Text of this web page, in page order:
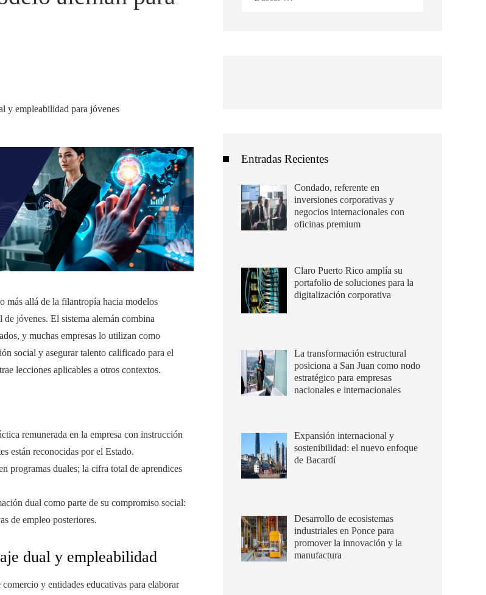
más allá de la filantropía hacia modelos
jóvenes. El sistema alemán combina
y muchas empresas lo utilizan como
social y asegurar talento calificado para el
lecciones aplicables a otros contextos.
remunerada en la empresa con instrucción
están reconocidas por el Estado.
programas duales; la cifra total de aprendices
dual como parte de su compromiso social:
de empleo posteriores.
dual y empleabilidad
y entidades educativas para elaborar
Entradas Recientes
Condado, referente en
inversiones corporativas y
negocios internacionales con
oficinas premium
Claro Puerto Rico amplía su
portafolio de soluciones para la
digitalización corporativa
La transformación estructural
posiciona a San Juan como nodo
estratégico para empresas
nacionales e internacionales
Expansión internacional y
sostenibilidad: el nuevo enfoque
de Bacardí
Desarrollo de ecosistemas
industriales en Ponce para
promover la innovación y la
manufactura